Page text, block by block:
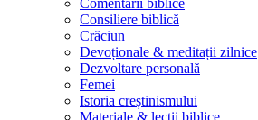
Comentarii biblice
Consiliere biblică
Crăciun
Devoționale & meditații zilnice
Dezvoltare personală
Femei
Istoria creștinismului